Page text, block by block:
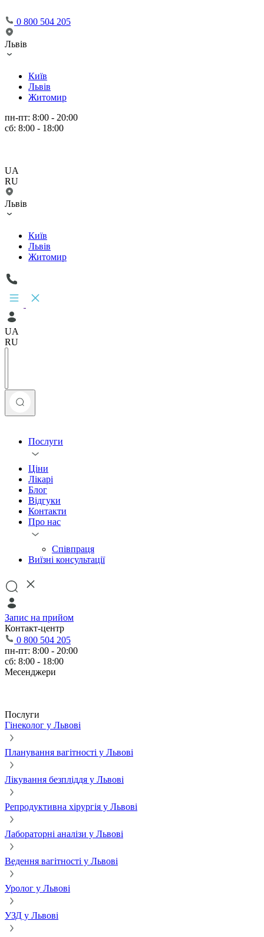
0 800 504 205
Львів
Київ
Львів
Житомир
пн-пт: 8:00 - 20:00
сб: 8:00 - 18:00
UA
RU
Львів
Київ
Львів
Житомир
UA
RU
Послуги
Ціни
Лікарі
Блог
Відгуки
Контакти
Про нас
Співпраця
Виїзні консультації
Запис на прийом
Контакт-центр
0 800 504 205
пн-пт: 8:00 - 20:00
сб: 8:00 - 18:00
Месенджери
Послуги
Гінеколог у Львові
Планування вагітності у Львові
Лікування безпліддя у Львові
Репродуктивна хірургія у Львові
Лабораторні аналізи у Львові
Ведення вагітності у Львові
Уролог у Львові
УЗД у Львові